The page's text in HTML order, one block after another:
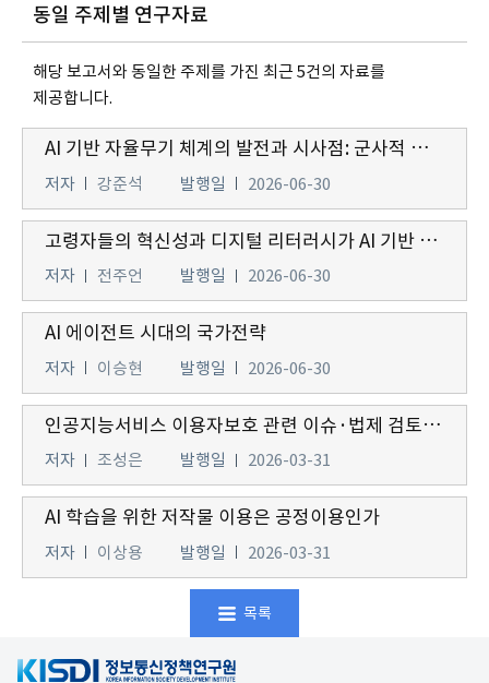
동일 주제별 연구자료
해당 보고서와 동일한 주제를 가진 최근 5건의 자료를
제공합니다.
AI 기반 자율무기 체계의 발전과 시사점: 군사적 효용과 통제 가능성을 중심으로
저자 강준석 발행일 2026-06-30
고령자들의 혁신성과 디지털 리터러시가 AI 기반 디지털 기술 수용에 미치는 영향
저자 전주언 발행일 2026-06-30
AI 에이전트 시대의 국가전략
저자 이승현 발행일 2026-06-30
인공지능서비스 이용자보호 관련 이슈·법제 검토와 향후 과제
저자 조성은 발행일 2026-03-31
AI 학습을 위한 저작물 이용은 공정이용인가
저자 이상용 발행일 2026-03-31
목록